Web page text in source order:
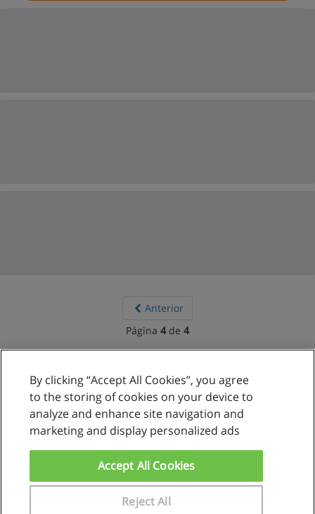
Anterior
Página 4de 4
Reglas de uso
Privacidad de datos
www.educaedu.com.pe
By clicking “Accept All Cookies”, you agree
to the storing of cookies on your device to
analyze and enhance site navigation and
marketing and display personalized ads
Reject All
Accept All Cookies